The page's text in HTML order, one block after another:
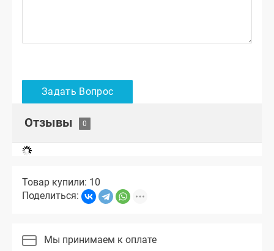
Отзывы
Товар купили: 10
Поделиться:
Мы принимаем к оплате